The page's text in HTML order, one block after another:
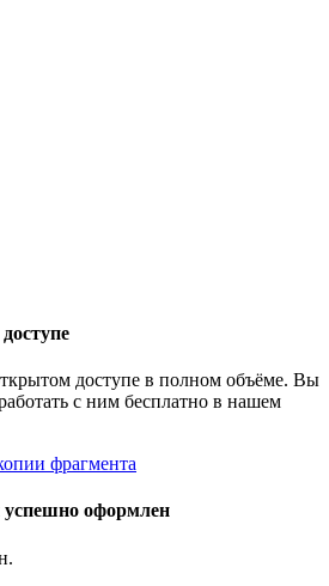
доступе в полном объёме. Вы
с ним бесплатно в нашем
фрагмента
успешно оформлен